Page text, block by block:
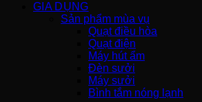
GIA DỤNG
Sản phẩm mùa vụ
Quạt điều hòa
Quạt điện
Máy hút ẩm
Đèn sưởi
Máy sưởi
Bình tắm nóng lạnh